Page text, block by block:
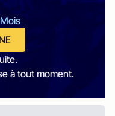
à tout moment.